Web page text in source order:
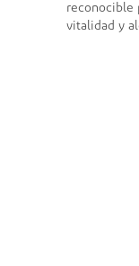
reconocible
vitalidad y